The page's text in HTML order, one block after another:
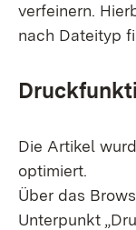
verfeinern.
nach Dateityp
Die Artikel
optimiert.
Über das
Unterpunkt